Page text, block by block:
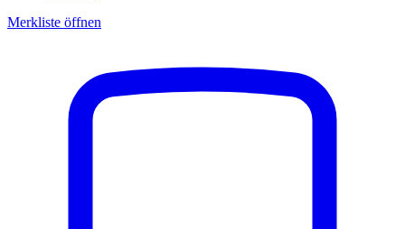
Merkliste öffnen